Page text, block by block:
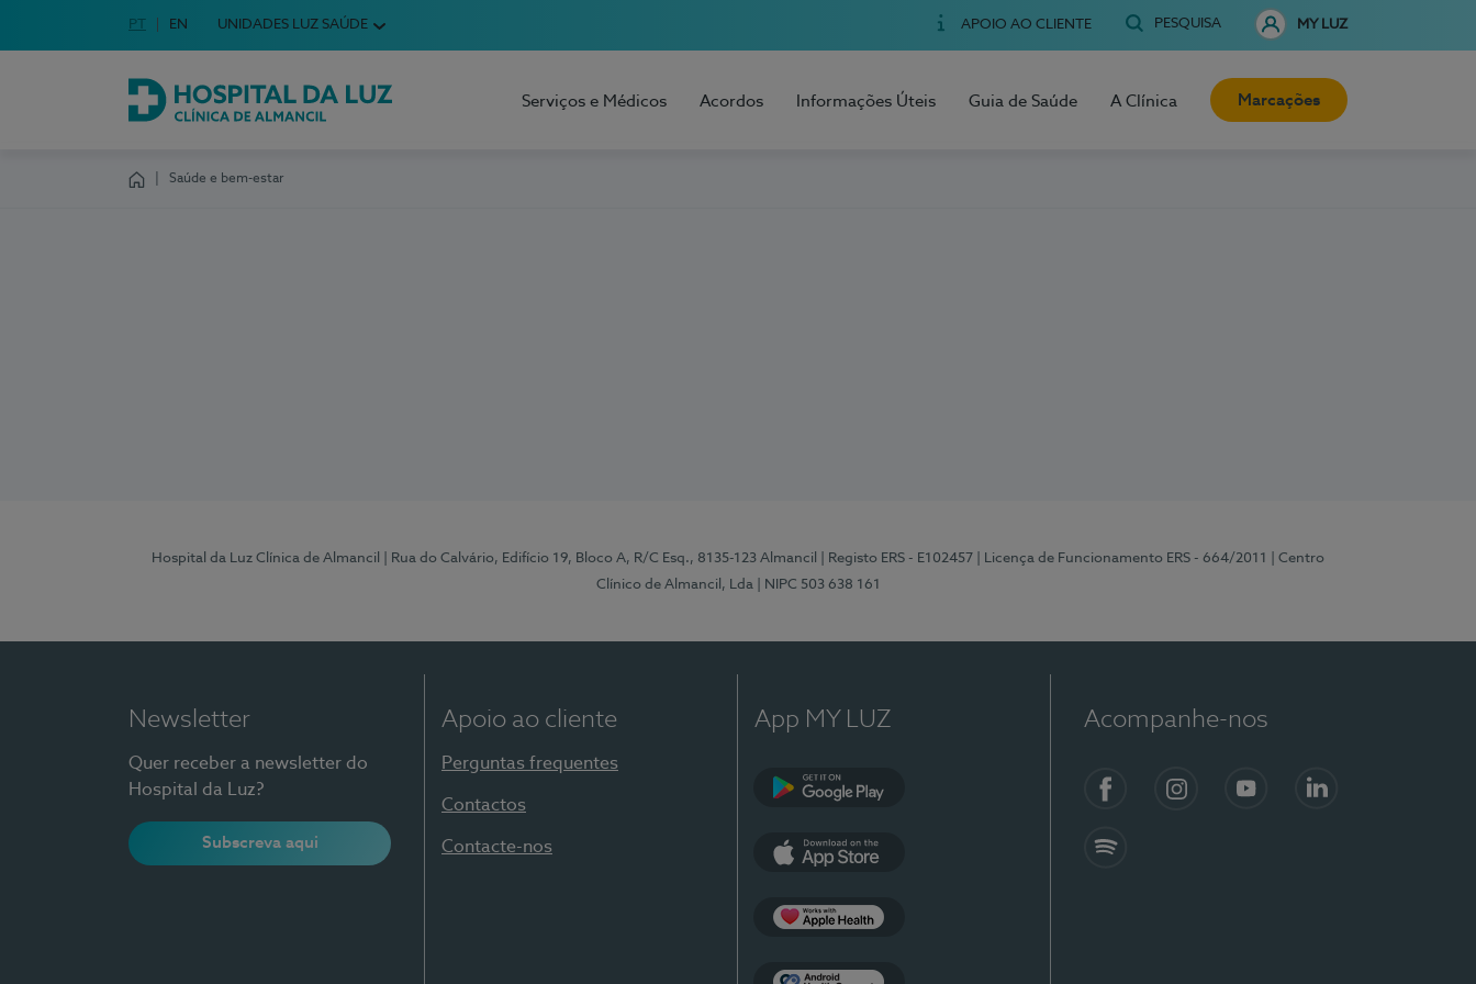
Escolha o seu idioma
Idioma em Português
PT English Language
EN UNIDADES LUZ SAÚDE APOIO AO CLIENTE PESQUISA MY LUZ
Hospital da Luz Clínica de Almancil
Serviços e Médicos Acordos Informações Úteis Guia de Saúde A Clínica Marcações
Saúde e bem-estar
Hospital da Luz Clínica de Almancil | Rua do Calvário, Edifício 19, Bloco A, R/C Esq., 8135-123 Almancil | Registo ERS - E102457 | Licença de Funcionamento ERS - 664/2011
| Centro
Clínico de Almancil, Lda
| NIPC 503 638 161
Newsletter
Quer receber a newsletter do
Hospital da Luz?
Subscreva aqui
Apoio ao cliente
Perguntas frequentes
Contactos
Contacte-nos
App MY LUZ Acompanhe-nos